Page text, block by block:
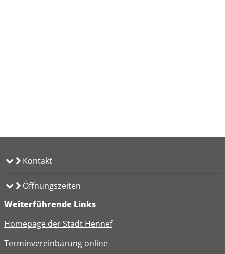
Kontakt
Öffnungszeiten
Weiterführende Links
Homepage der Stadt Hennef
Terminvereinbarung online